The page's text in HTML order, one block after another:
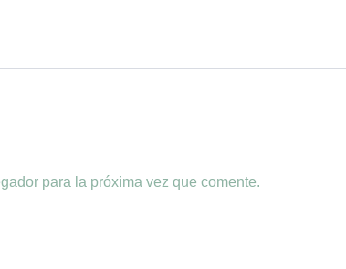
para la próxima vez que comente.